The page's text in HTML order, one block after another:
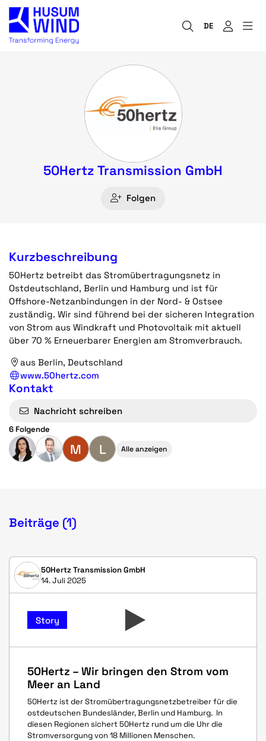
DE
50Hertz Transmission GmbH
Folgen
Kurzbeschreibung
50Hertz betreibt das Stromübertragungsnetz in
Ostdeutschland, Berlin und Hamburg und ist für
Offshore-Netzanbindungen in der Nord- & Ostsee
zuständig. Wir sind führend bei der sicheren Integration
von Strom aus Windkraft und Photovoltaik mit aktuell
über 70 % Erneuerbarer Energien am Stromverbrauch.
aus Berlin, Deutschland
www.50hertz.com
Kontakt
Nachricht schreiben
6 Folgende
M L Alle anzeigen
Beiträge (1)
50Hertz Transmission GmbH
14. Juli 2025
Story
50Hertz – Wir bringen den Strom vom
Meer an Land
50Hertz ist der Stromübertragungsnetzbetreiber für die
ostdeutschen Bundesländer, Berlin und Hamburg. In
diesen Regionen sichert 50Hertz rund um die Uhr die
Stromversorgung von 18 Millionen Menschen.